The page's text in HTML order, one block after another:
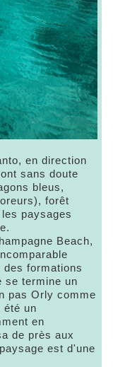
sans doute
bleus,
forêt
paysages
Beach,
des formations
se termine un
pas Orly comme
été un
en
de près aux
est d'une